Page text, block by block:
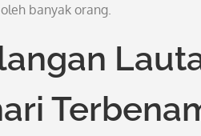
banyak orang.